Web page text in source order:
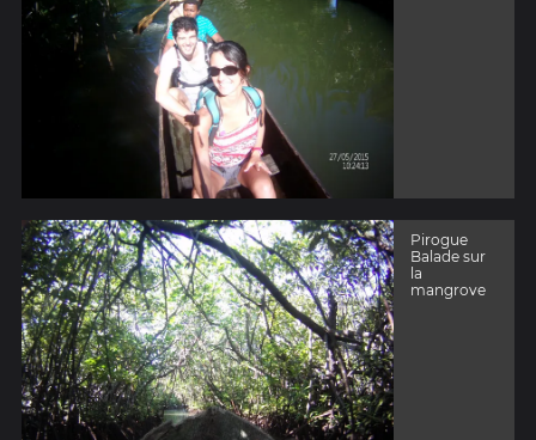
Pirogue
Balade sur
la
mangrove